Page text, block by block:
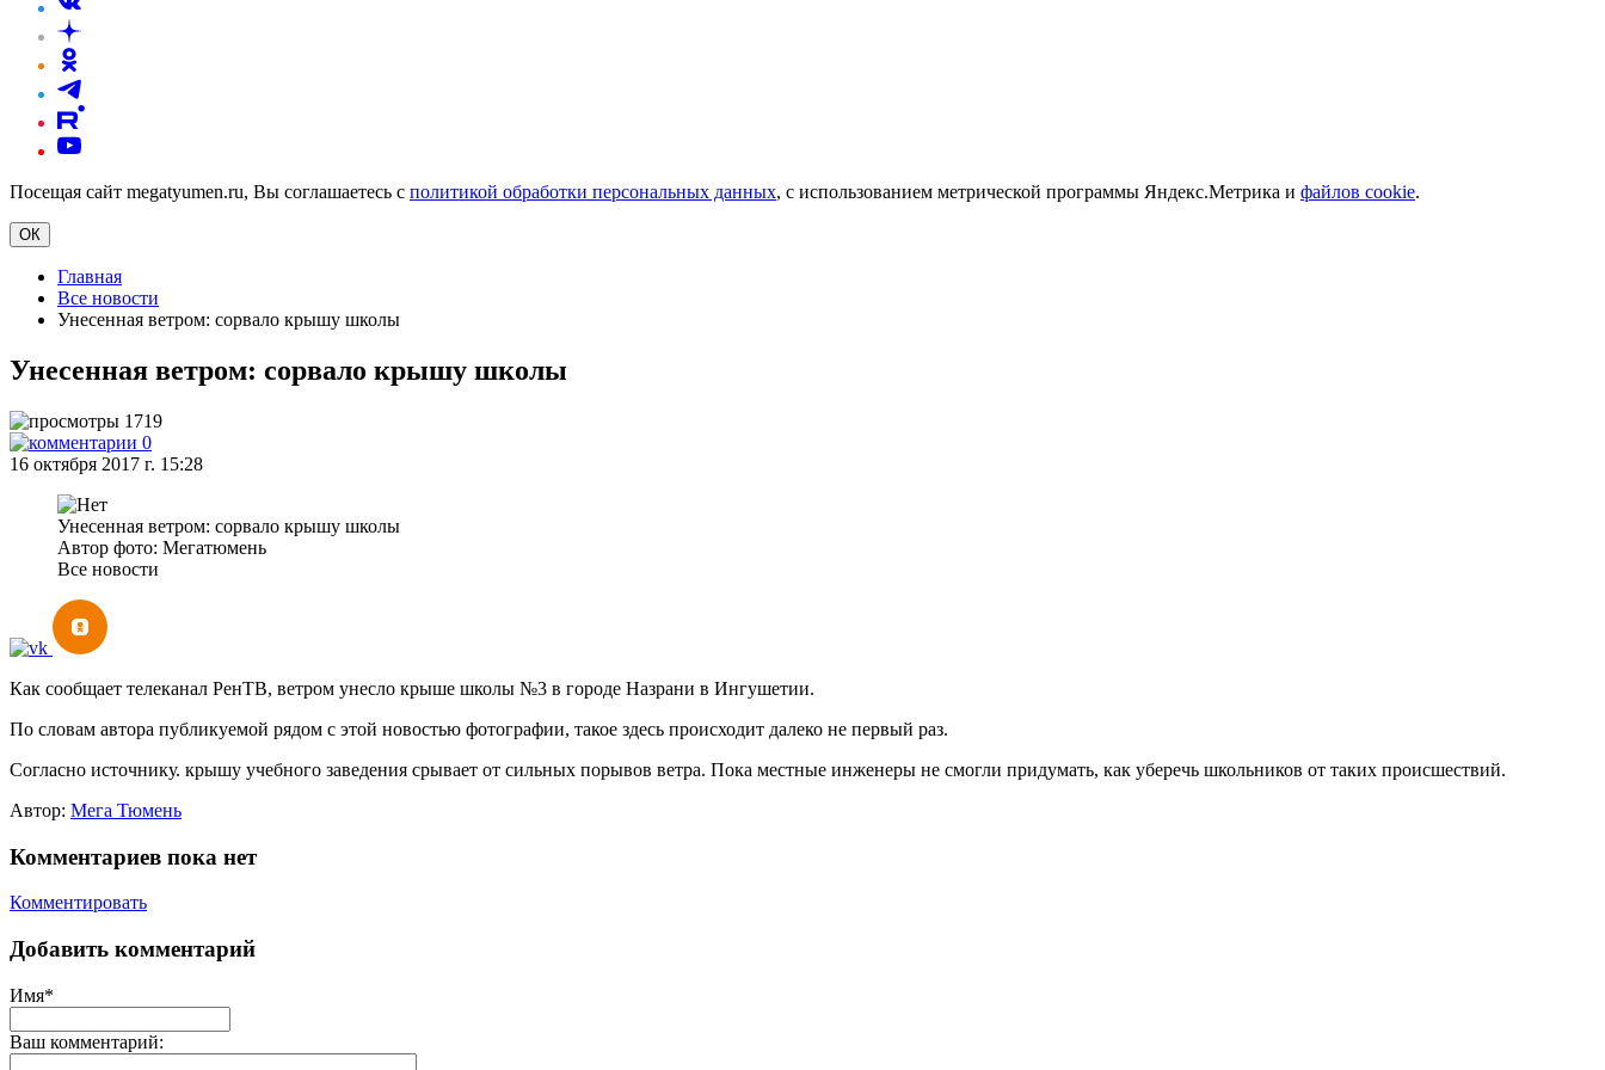
Посещая сайт megatyumen.ru, Вы соглашаетесь с политикой обработки персональных данных, с использованием метрической программы Яндекс.Метрика и файлов cookie.
ОК
Главная
Все новости
Унесенная ветром: сорвало крышу школы
Унесенная ветром: сорвало крышу школы
1719
0
16 октября 2017 г. 15:28
Унесенная ветром: сорвало крышу школы
Автор фото: Мегатюмень
Все новости
Как сообщает телеканал РенТВ, ветром унесло крыше школы №3 в городе Назрани в Ингушетии.
По словам автора публикуемой рядом с этой новостью фотографии, такое здесь происходит далеко не первый раз.
Согласно источнику. крышу учебного заведения срывает от сильных порывов ветра. Пока местные инженеры не смогли придумать, как уберечь школьников от таких происшествий.
Автор: Мега Тюмень
Комментариев пока нет
Комментировать
Добавить комментарий
Имя*
Ваш комментарий: